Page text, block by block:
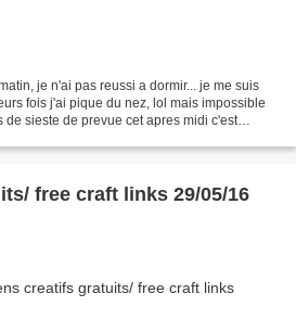
je n'ai pas reussi a dormir... je me suis
fois j'ai pique du nez, lol mais impossible
sieste de prevue cet apres midi c'est
free craft links 29/05/16